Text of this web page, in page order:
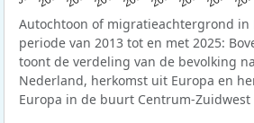
Autochtoon of migratieachtergrond in
periode van 2013 tot en met 2025:
toont de verdeling van de bevolking
Nederland, herkomst uit Europa en
Europa in de buurt Centrum-Zuidwest